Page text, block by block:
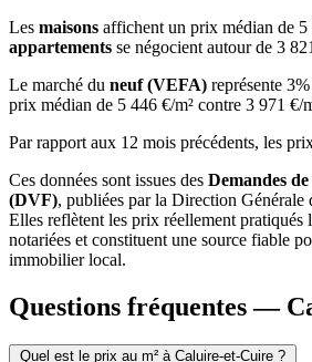
Les maisons affichent un prix médian de 5
appartements se négocient autour de 3
Le marché du neuf (VEFA) représente
prix médian de 5 446 €/m² contre 3 971 €/
Par rapport aux 12 mois précédents, les
Ces données sont issues des Demandes
(DVF), publiées par la Direction Générale
Elles reflètent les prix réellement pratiqués
notariées et constituent une source fiable
immobilier local.
Questions fréquentes —
Quel est le prix au m² à Caluire-et-Cuire ?